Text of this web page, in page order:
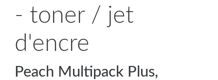
- toner / jet
d'encre
Peach Multipack Plus,